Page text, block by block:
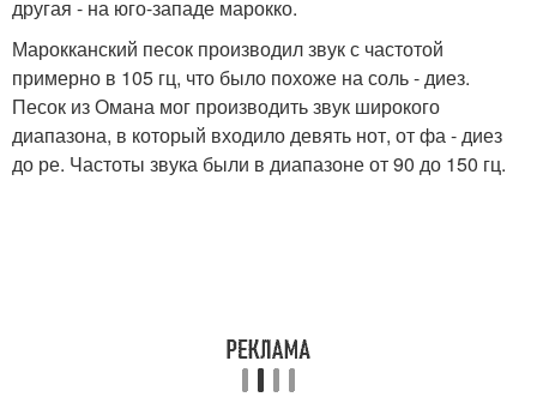
другая - на юго-западе марокко.
Марокканский песок производил звук с частотой
примерно в 105 гц, что было похоже на соль - диез.
Песок из Омана мог производить звук широкого
диапазона, в который входило девять нот, от фа - диез
до ре. Частоты звука были в диапазоне от 90 до 150 гц.